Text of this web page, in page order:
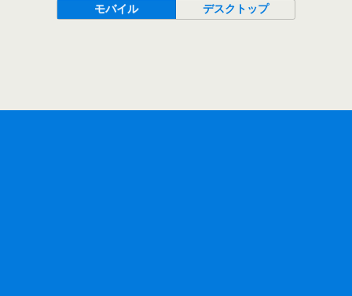
モバイル デスクトップ